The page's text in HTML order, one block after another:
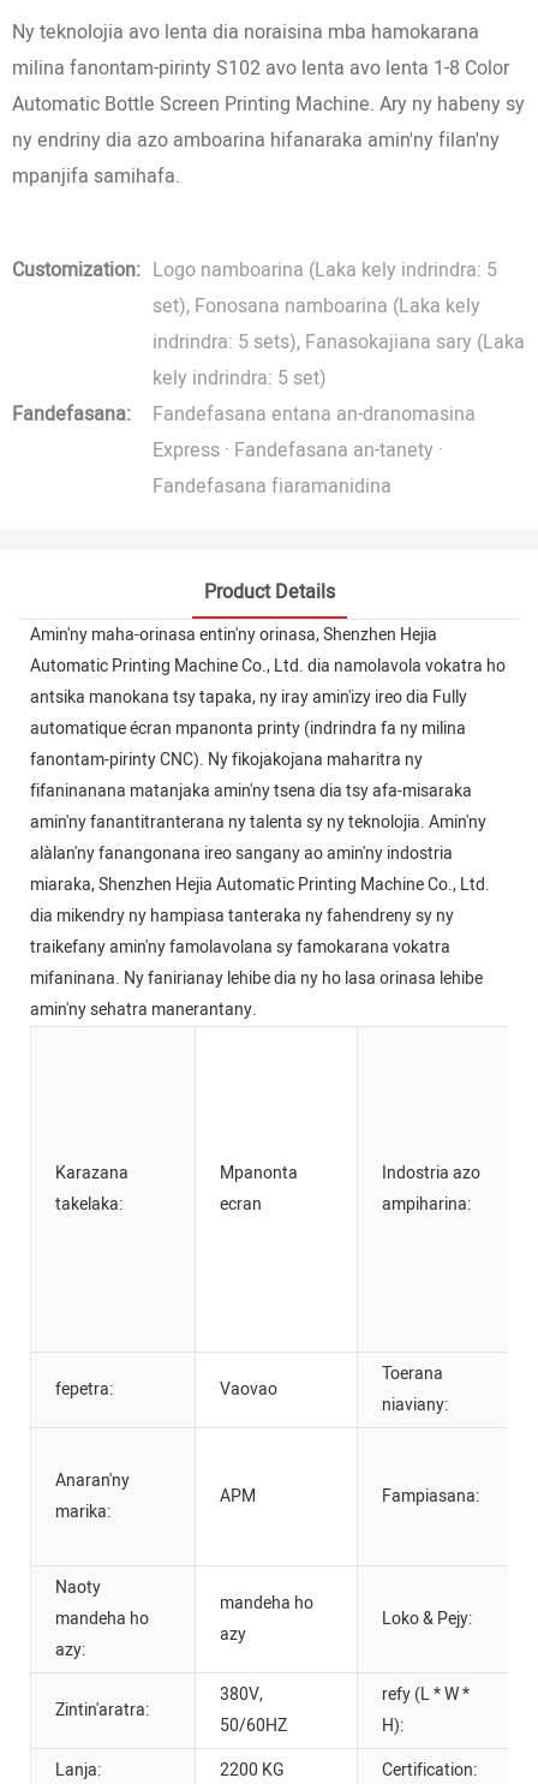
Ny teknolojia avo lenta dia noraisina mba hamokarana
milina fanontam-pirinty S102 avo lenta avo lenta 1-8 Color
Automatic Bottle Screen Printing Machine. Ary ny habeny sy
ny endriny dia azo amboarina hifanaraka amin'ny filan'ny
mpanjifa samihafa.
Customization: Logo namboarina (Laka kely indrindra: 5
set), Fonosana namboarina (Laka kely
indrindra: 5 sets), Fanasokajiana sary (Laka
kely indrindra: 5 set)
Fandefasana:
Fandefasana entana an-dranomasina
Express · Fandefasana an-tanety ·
Fandefasana fiaramanidina
Product Details
Amin'ny maha-orinasa entin'ny orinasa, Shenzhen Hejia
Automatic Printing Machine Co., Ltd. dia namolavola vokatra ho
antsika manokana tsy tapaka, ny iray amin'izy ireo dia Fully
automatique écran mpanonta printy (indrindra fa ny milina
fanontam-pirinty CNC). Ny fikojakojana maharitra ny
fifaninanana matanjaka amin'ny tsena dia tsy afa-misaraka
amin'ny fanantitranterana ny talenta sy ny teknolojia. Amin'ny
alàlan'ny fanangonana ireo sangany ao amin'ny indostria
miaraka, Shenzhen Hejia Automatic Printing Machine Co., Ltd.
dia mikendry ny hampiasa tanteraka ny fahendreny sy ny
traikefany amin'ny famolavolana sy famokarana vokatra
mifaninana. Ny fanirianay lehibe dia ny ho lasa orinasa lehibe
amin'ny sehatra manerantany.
Karazana
takelaka:
Mpanonta
ecran
Indostria azo
ampiharina:
fepetra: Vaovao
Toerana
niaviany:
Anaran'ny
marika:
APM Fampiasana:
Naoty
mandeha ho
azy:
mandeha ho
azy
Loko & Pejy:
Zintin'aratra:
380V,
50/60HZ
refy (L * W *
H):
Lanja:
2200 KG Certification: